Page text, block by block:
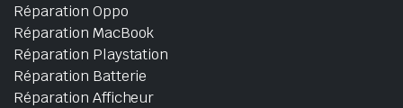
Réparation Oppo
Réparation MacBook
Réparation Playstation
Réparation Batterie
Réparation Afficheur